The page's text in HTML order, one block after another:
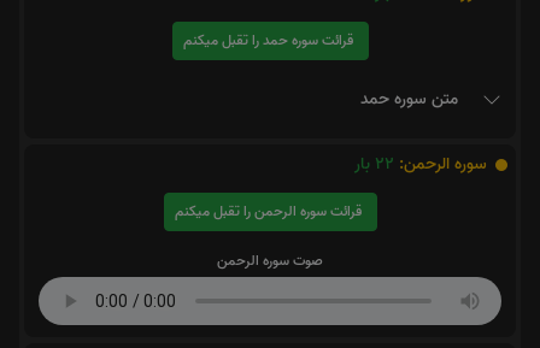
قرائت سوره حمد را تقبل میکنم
متن سوره حمد
سوره الرحمن: 22 بار
قرائت سوره الرحمن را تقبل میکنم
صوت سوره الرحمن